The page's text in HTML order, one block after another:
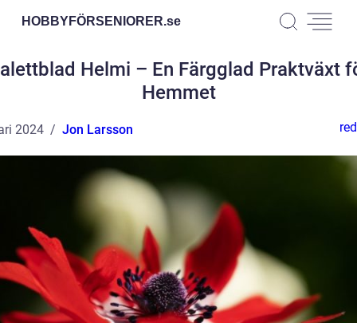
HOBBYFÖRSENIORER.se
Helmi – En Färgglad Praktväxt
Hemmet
2024 Jon Larsson